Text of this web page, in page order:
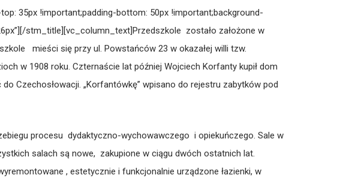
35px !important;padding-bottom: 50px !important;background-
stm_title][vc_column_text]Przedszkole zostało założone w
mieści się przy ul. Powstańców 23 w okazałej willi tzw.
w 1908 roku. Czternaście lat później Wojciech Korfanty kupił dom
Czechosłowacji. „Korfantówkę” wpisano do rejestru zabytków pod
procesu dydaktyczno-wychowawczego i opiekuńczego. Sale w
salach są nowe, zakupione w ciągu dwóch ostatnich lat.
, estetycznie i funkcjonalnie urządzone łazienki, w